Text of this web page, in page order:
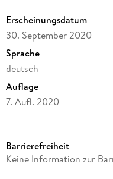
Erscheinungsdatum
30. September 2020
Sprache
deutsch
Auflage
7. Aufl. 2020
Altersempfehlung
Barrierefreiheit
Keine Information zur